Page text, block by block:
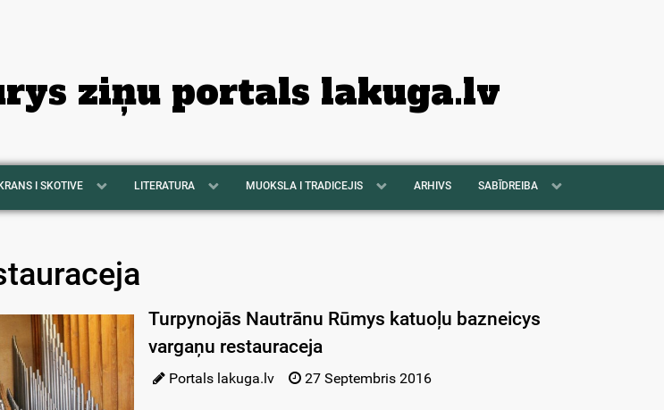
ziņu portals lakuga.lv
I SKOTIVE LITERATURA MUOKSLA I TRADICEJIS ARHIVS SABĪDREIBA
Turpynojās Nautrānu Rūmys katuoļu bazneicys
vargaņu restauraceja
Portals lakuga.lv 27 Septembris 2016